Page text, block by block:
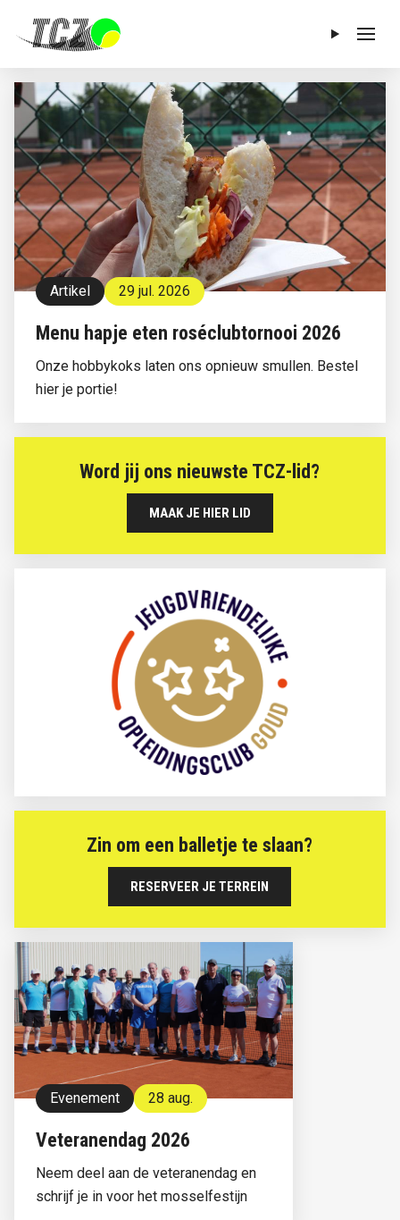
Menu
Artikel 29 jul. 2026
Menu hapje eten roséclubtornooi 2026
Onze hobbykoks laten ons opnieuw smullen. Bestel
hier je portie!
Word jij ons nieuwste TCZ-lid?
MAAK JE HIER LID
Zin om een balletje te slaan?
RESERVEER JE TERREIN
Evenement 28 aug.
Veteranendag 2026
Neem deel aan de veteranendag en
schrijf je in voor het mosselfestijn